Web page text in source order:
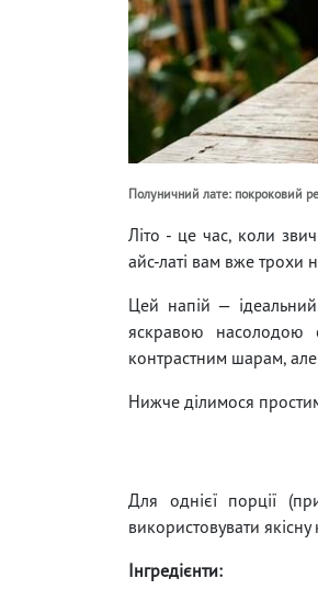
Полуничний лате: покроковий
Літо - це час, коли
айс-латі вам вже трохи
Цей напій —
яскравою насолодою
контрастним шарам,
Нижче ділимося
Для однієї порції
використовувати якісну
Інгредієнти: